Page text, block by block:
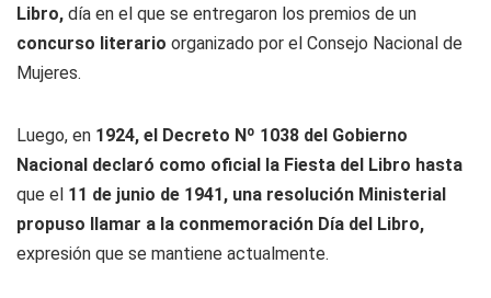
Libro, día en el que se entregaron los premios de un
concurso literario organizado por el Consejo Nacional de
Mujeres.
Luego, en 1924, el Decreto Nº 1038 del Gobierno
Nacional declaró como oficial la Fiesta del Libro hasta
que el 11 de junio de 1941, una resolución Ministerial
propuso llamar a la conmemoración Día del Libro,
expresión que se mantiene actualmente.